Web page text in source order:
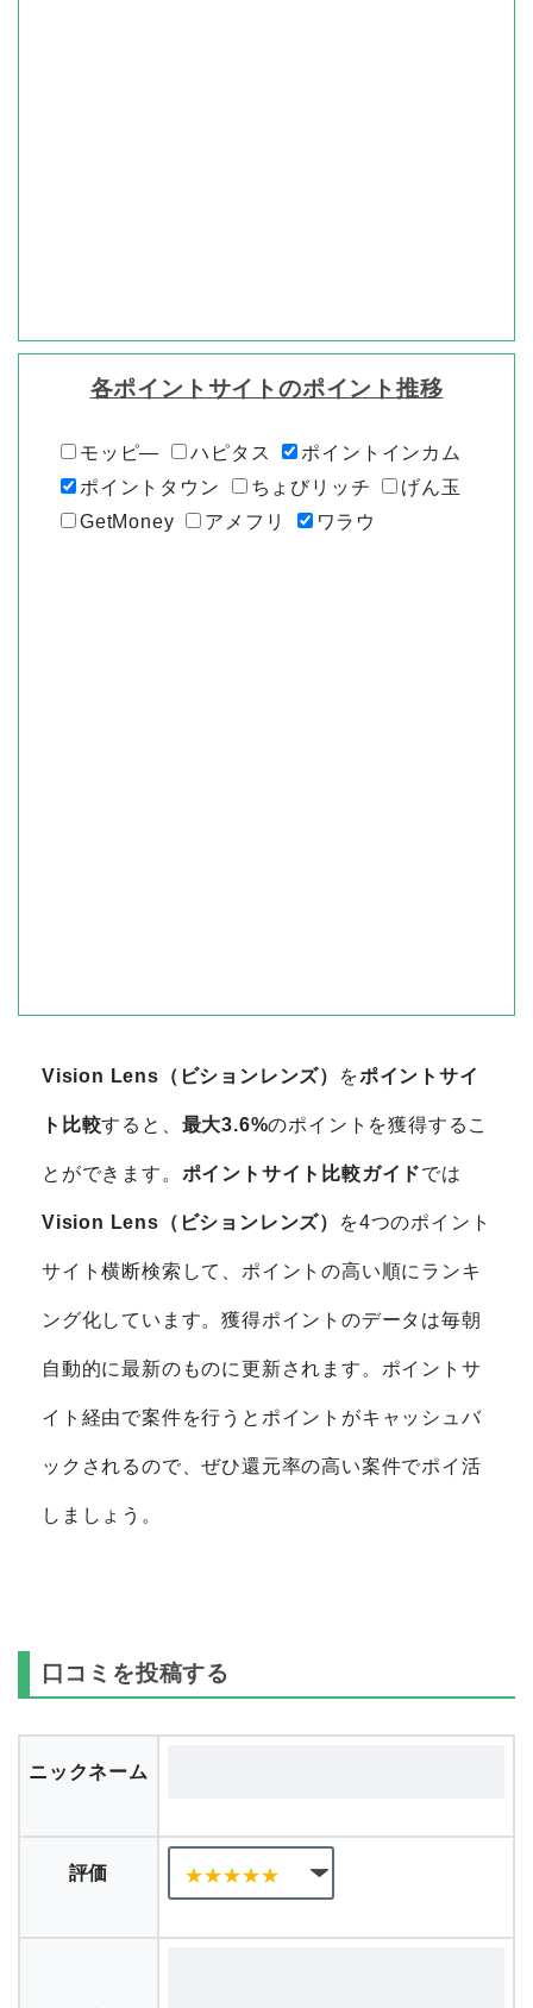
各ポイントサイトのポイント推移
モッピ― ハピタス
ポイントインカム
ポイントタウン
ちょびリッチ
げん玉
GetMoney
アメフリ ワラウ
Vision Lens（ビションレンズ） をポイントサイ
ト比較すると、 最大3.6%のポイントを獲得するこ
とができます。 ポイントサイト比較ガイドでは
Vision Lens（ビションレンズ） を4つのポイント
サイト横断検索して、ポイントの高い順にランキ
ング化しています。獲得ポイントのデータは毎朝
自動的に最新のものに更新されます。ポイントサ
イト経由で案件を行うとポイントがキャッシュバ
ックされるので、ぜひ還元率の高い案件でポイ活
しましょう。
口コミを投稿する
ニックネーム
評価